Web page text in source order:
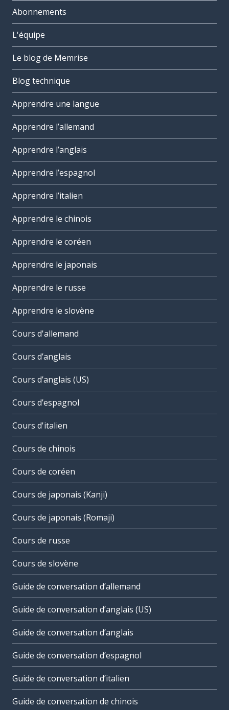
Abonnements
L'équipe
Le blog de Memrise
Blog technique
Apprendre une langue
Apprendre l’allemand
Apprendre l’anglais
Apprendre l’espagnol
Apprendre l’italien
Apprendre le chinois
Apprendre le coréen
Apprendre le japonais
Apprendre le russe
Apprendre le slovène
Cours d'allemand
Cours d’anglais
Cours d’anglais (US)
Cours d’espagnol
Cours d'italien
Cours de chinois
Cours de coréen
Cours de japonais (Kanji)
Cours de japonais (Romaji)
Cours de russe
Cours de slovène
Guide de conversation d’allemand
Guide de conversation d’anglais (US)
Guide de conversation d’anglais
Guide de conversation d’espagnol
Guide de conversation d’italien
Guide de conversation de chinois